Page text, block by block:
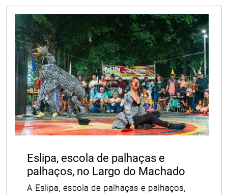
Eslipa, escola de palhaças e
palhaços, no Largo do Machado
A Eslipa, escola de palhaças e palhaços,